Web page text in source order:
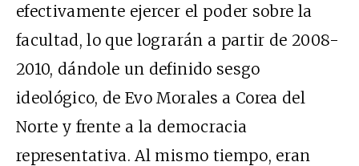
efectivamente ejercer el poder sobre la
facultad, lo que lograrán a partir de 2008-
2010, dándole un definido sesgo
ideológico, de Evo Morales a Corea del
Norte y frente a la democracia
representativa. Al mismo tiempo, eran